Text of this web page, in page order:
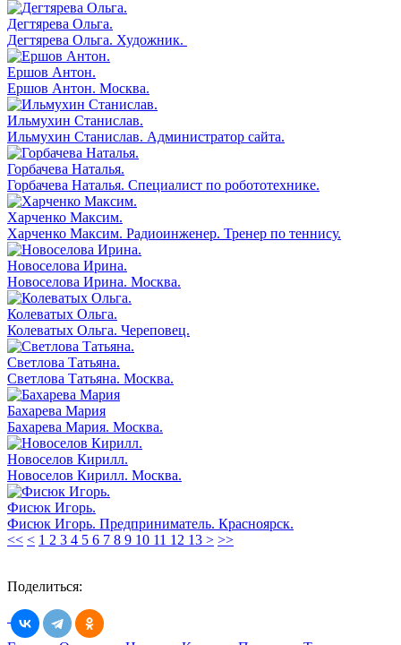
Дегтярева Ольга.
Дегтярева Ольга. Художник.
Ершов Антон.
Ершов Антон. Москва.
Ильмухин Станислав.
Ильмухин Станислав. Администратор сайта.
Горбачева Наталья.
Горбачева Наталья. Специалист по робототехнике.
Харченко Максим.
Харченко Максим. Радиоинженер. Тренер по теннису.
Новоселова Ирина.
Новоселова Ирина. Москва.
Колеватых Ольга.
Колеватых Ольга. Череповец.
Светлова Татьяна.
Светлова Татьяна. Москва.
Бахарева Мария
Бахарева Мария. Москва.
Новоселов Кирилл.
Новоселов Кирилл. Москва.
Фисюк Игорь.
Фисюк Игорь. Предприниматель. Красноярск.
<< < 1 2 3 4 5 6 7 8 9 10 11 12 13 > >>
Поделиться: